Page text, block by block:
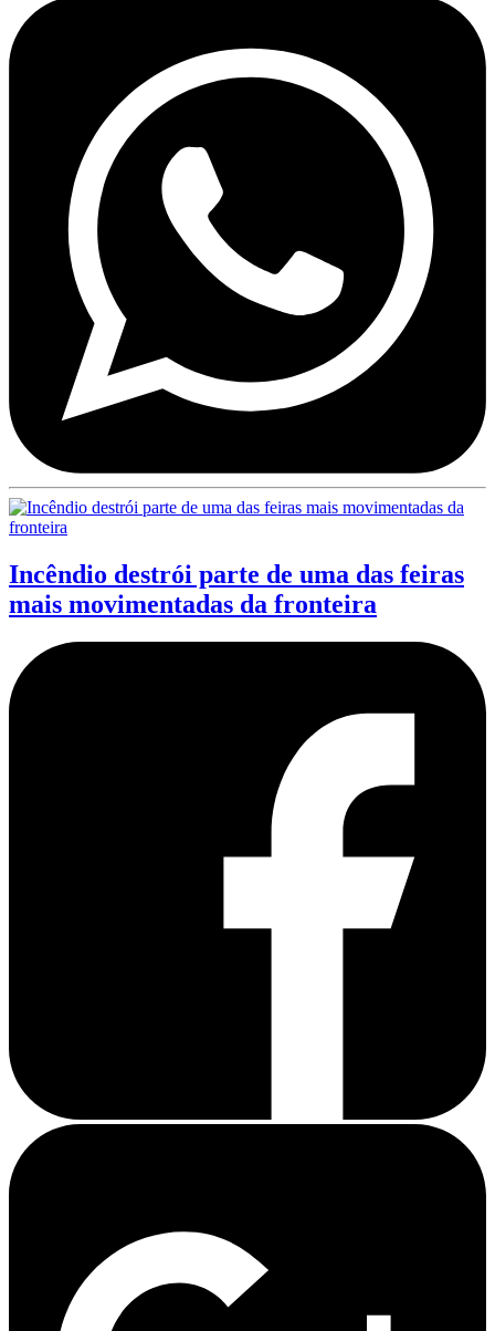
Incêndio destrói parte de uma das feiras
mais movimentadas da fronteira